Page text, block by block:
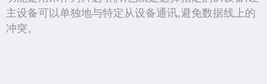
主设备可以单独地与特定从设备通讯,避免数据线上的
冲突。